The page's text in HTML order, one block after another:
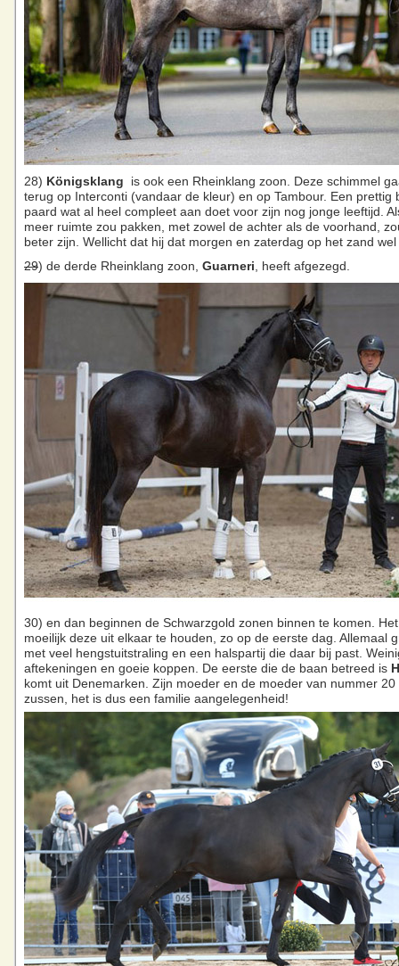
28) Königsklang is ook een Rheinklang zoon. Deze schimmel
terug op Interconti (vandaar de kleur) en op Tambour. Een prettig
paard wat al heel compleet aan doet voor zijn nog jonge leeftijd.
meer ruimte zou pakken, met zowel de achter als de voorhand,
beter zijn. Wellicht dat hij dat morgen en zaterdag op het zand
29) de derde Rheinklang zoon, Guarneri, heeft afgezegd.
30) en dan beginnen de Schwarzgold zonen binnen te komen.
moeilijk deze uit elkaar te houden, zo op de eerste dag. Allemaal
met veel hengstuitstraling en een halspartij die daar bij past.
aftekeningen en goeie koppen. De eerste die de baan betreed is
komt uit Denemarken. Zijn moeder en de moeder van nummer 20
zussen, het is dus een familie aangelegenheid!